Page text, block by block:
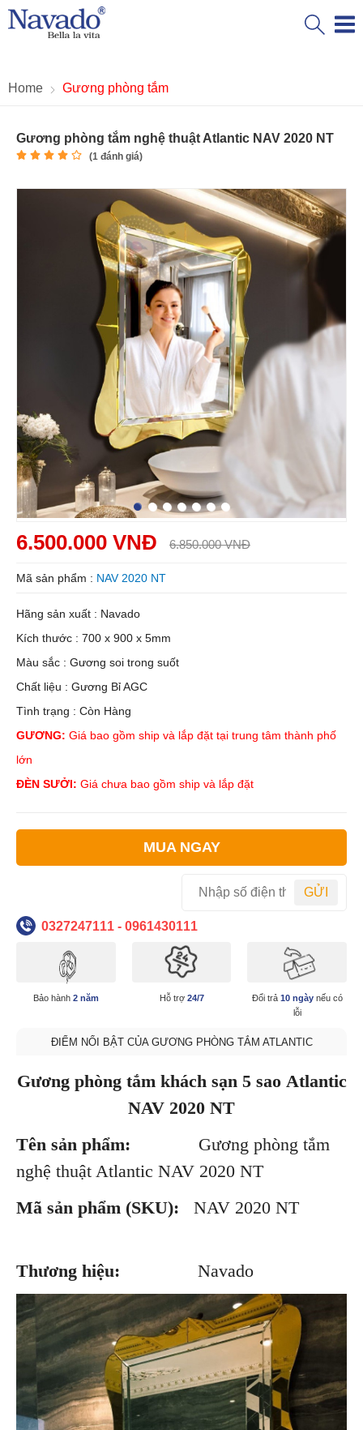
Home Gương phòng tắm
Gương phòng tắm nghệ thuật Atlantic NAV 2020 NT
(1 đánh giá)
6.500.000 VNĐ 6.850.000 VNĐ
Mã sản phẩm : NAV 2020 NT
Hãng sản xuất : Navado
Kích thước : 700 x 900 x 5mm
Màu sắc : Gương soi trong suốt
Chất liệu : Gương Bỉ AGC
Tình trạng : Còn Hàng
GƯƠNG: Giá bao gồm ship và lắp đặt tại trung tâm thành phố
lớn
ĐÈN SƯỞI: Giá chưa bao gồm ship và lắp đặt
MUA NGAY
GỬI
0327247111 - 0961430111
Bảo hành 2 năm Hỗ trợ 24/7 Đổi trả 10 ngàynếu có
lỗi
ĐIỂM NỔI BẬT CỦA GƯƠNG PHÒNG TẮM ATLANTIC
Gương phòng tắm khách sạn 5 sao Atlantic
NAV 2020 NT
Tên sản phẩm: Gương phòng tắm
nghệ thuật Atlantic NAV 2020 NT
Mã sản phẩm (SKU):
NAV 2020 NT
Thương hiệu: Navado